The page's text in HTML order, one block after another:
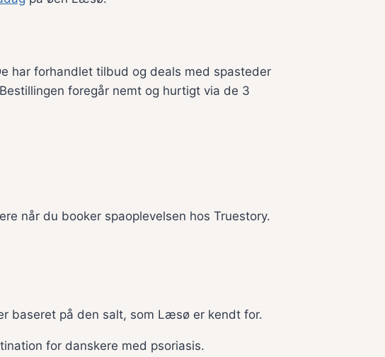
har forhandlet tilbud og deals med spasteder
foregår nemt og hurtigt via de 3
når du booker spaoplevelsen hos Truestory.
baseret på den salt, som Læsø er kendt for.
for danskere med psoriasis.